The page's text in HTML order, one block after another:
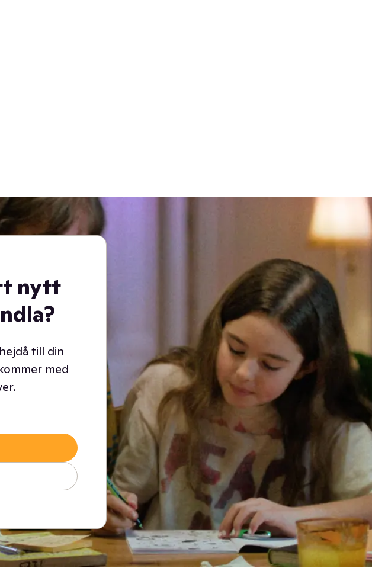
nytt
till din
med